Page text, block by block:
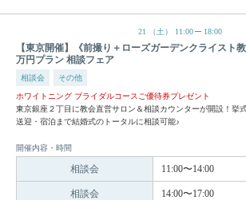
21 （土） 11:00 18:00
【東京開催】《前撮り＋ローズガーデンクライスト
万円プラン 相談フェア
相談会 その他
ホワイトニング ブライダルコースご優待券プレゼント
東京銀座２丁目に教会直営サロン＆相談カウンターが開設！挙
送迎・宿泊まで結婚式のトータルに相談可能♪
開催内容・時間
相談会 11:00〜14:00
相談会 14:00〜17:00